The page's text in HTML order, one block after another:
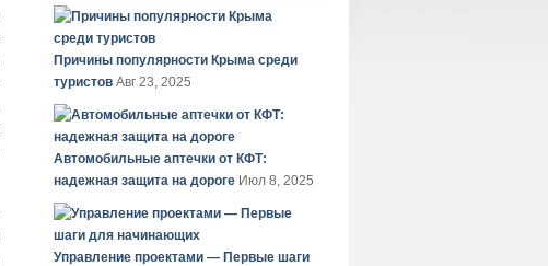
Причины популярности Крыма среди
туристов Авг 23, 2025
Автомобильные аптечки от КФТ:
надежная защита на дороге Июл 8, 2025
Управление проектами — Первые шаги